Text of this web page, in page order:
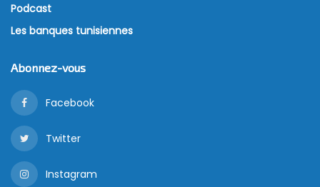
Podcast
Les banques tunisiennes
Abonnez-vous
Facebook
Twitter
Instagram